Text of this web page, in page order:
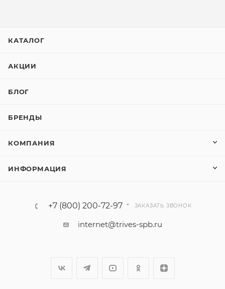
КАТАЛОГ
АКЦИИ
БЛОГ
БРЕНДЫ
КОМПАНИЯ
ИНФОРМАЦИЯ
+7 (800) 200-72-97 ЗАКАЗАТЬ ЗВОНОК
internet@trives-spb.ru